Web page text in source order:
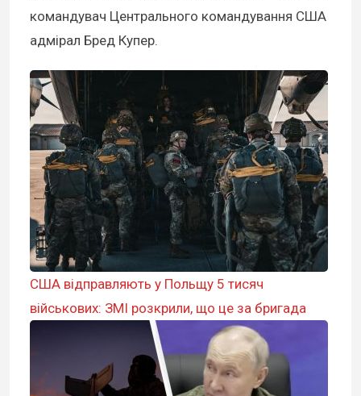
командувач Центрального командування США
адмірал Бред Купер.
США відправляють у Польщу 5 тисяч
військових: ЗМІ розкрили, що це за бригада